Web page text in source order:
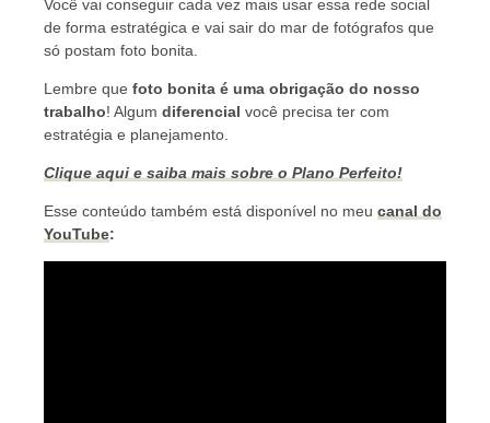
Você vai conseguir cada vez mais usar essa rede social
de forma estratégica e vai sair do mar de fotógrafos que
só postam foto bonita.
Lembre que foto bonita é uma obrigação do nosso
trabalho! Algum diferencial você precisa ter com
estratégia e planejamento.
Clique aqui e saiba mais sobre o Plano Perfeito!
Esse conteúdo também está disponível no meu canal do
YouTube: